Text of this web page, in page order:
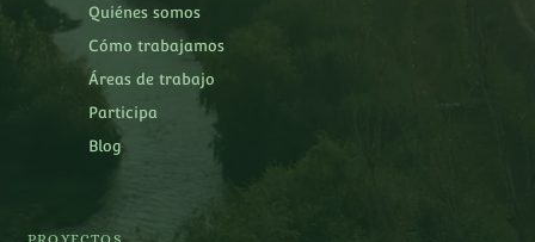
Quiénes somos
Cómo trabajamos
Áreas de trabajo
Participa
Blog